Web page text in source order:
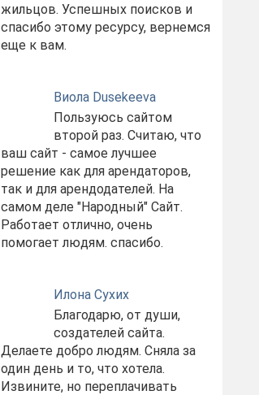
жильцов. Успешных поисков и
спасибо этому ресурсу, вернемся
еще к вам.
Виола Dusekeeva
Пользуюсь сайтом
второй раз. Считаю, что
ваш сайт - самое лучшее
решение как для арендаторов,
так и для арендодателей. На
самом деле "Народный" Сайт.
Работает отлично, очень
помогает людям. спасибо.
Илона Сухих
Благодарю, от души,
создателей сайта.
Делаете добро людям. Сняла за
один день и то, что хотела.
Извините, но переплачивать